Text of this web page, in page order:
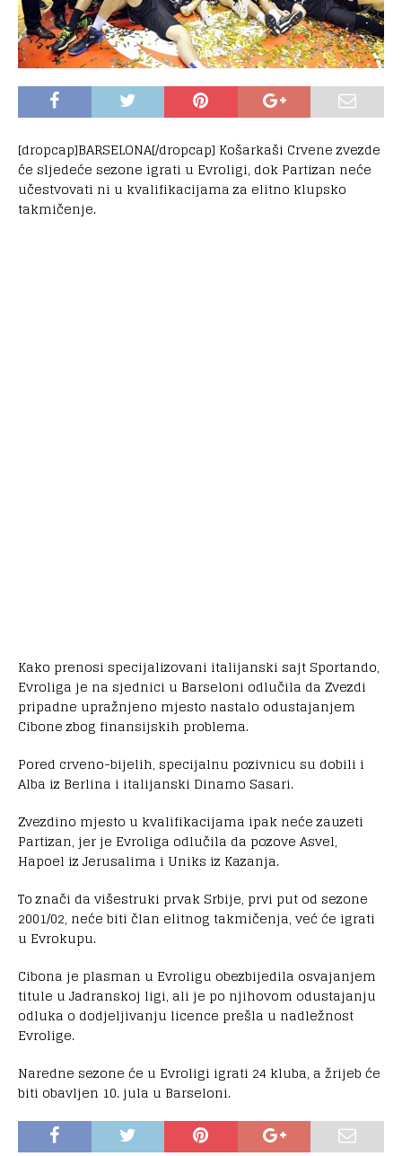
[dropcap]BARSELONA[/dropcap] Košarkaši Crvene zvezde
će sljedeće sezone igrati u Evroligi, dok Partizan neće
učestvovati ni u kvalifikacijama za elitno klupsko
takmičenje.
Kako prenosi specijalizovani italijanski sajt Sportando,
Evroliga je na sjednici u Barseloni odlučila da Zvezdi
pripadne upražnjeno mjesto nastalo odustajanjem
Cibone zbog finansijskih problema.
Pored crveno-bijelih, specijalnu pozivnicu su dobili i
Alba iz Berlina i italijanski Dinamo Sasari.
Zvezdino mjesto u kvalifikacijama ipak neće zauzeti
Partizan, jer je Evroliga odlučila da pozove Asvel,
Hapoel iz Jerusalima i Uniks iz Kazanja.
To znači da višestruki prvak Srbije, prvi put od sezone
2001/02, neće biti član elitnog takmičenja, već će igrati
u Evrokupu.
Cibona je plasman u Evroligu obezbijedila osvajanjem
titule u Jadranskoj ligi, ali je po njihovom odustajanju
odluka o dodjeljivanju licence prešla u nadležnost
Evrolige.
Naredne sezone će u Evroligi igrati 24 kluba, a žrijeb će
biti obavljen 10. jula u Barseloni.